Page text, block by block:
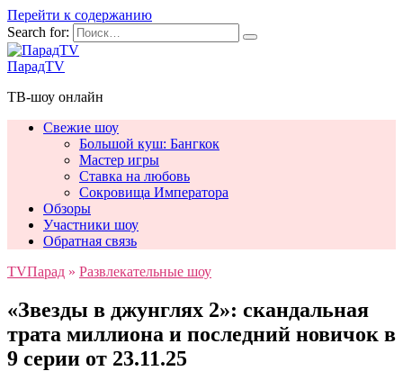
Перейти к содержанию
Search for:
ПарадTV
ТВ-шоу онлайн
Свежие шоу
Большой куш: Бангкок
Мастер игры
Ставка на любовь
Сокровища Императора
Обзоры
Участники шоу
Обратная связь
TVПарад » Развлекательные шоу
«Звезды в джунглях 2»: скандальная
трата миллиона и последний новичок в
9 серии от 23.11.25